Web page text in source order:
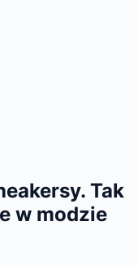
Tak
w modzie